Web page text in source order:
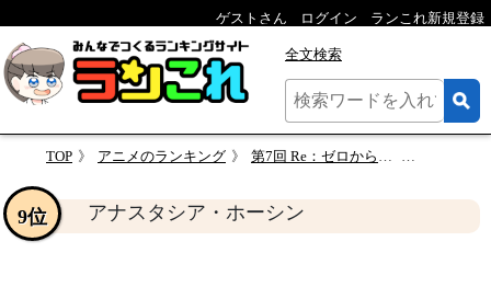
ゲストさん ログイン ランこれ新規登録
全文検索
TOP アニメのランキング 第7回 Re：ゼロから始める異世界生活 人気キャラクターランキング【リゼロ】
アナスタシア・ホーシン
9位